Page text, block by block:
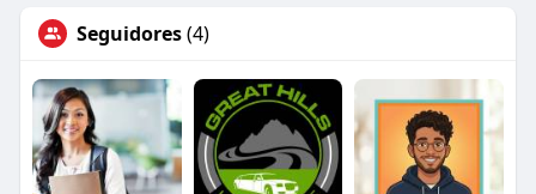
Seguidores(4)